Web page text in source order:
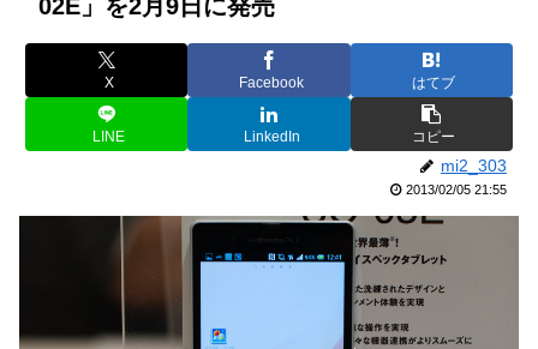
02E」を2月9日に発売
X Facebook はてブ
LINE LinkedIn コピー
mi2_303
2013/02/05 21:55